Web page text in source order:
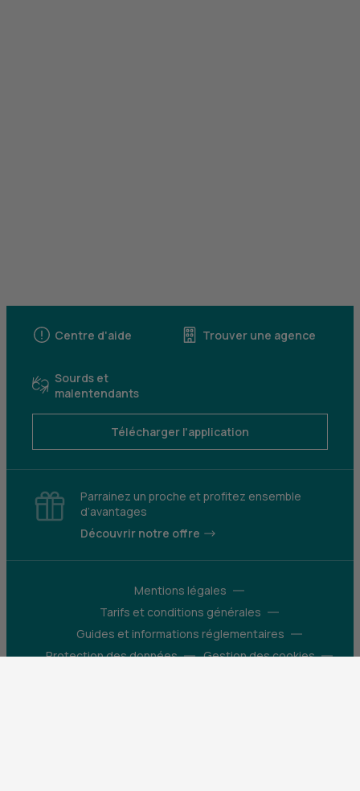
Centre d'aide Trouver une agence
Sourds et
malentendants
Télécharger l'application
Parrainez un proche et profitez ensemble
d’avantages
Découvrir notre offre
Mentions légales
Tarifs et conditions générales
Guides et informations réglementaires
Protection des données
Gestion des cookies